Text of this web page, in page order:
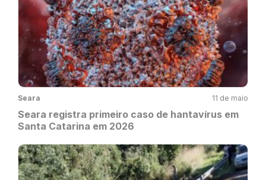
Seara 11 de maio
Seara registra primeiro caso de hantavírus em
Santa Catarina em 2026